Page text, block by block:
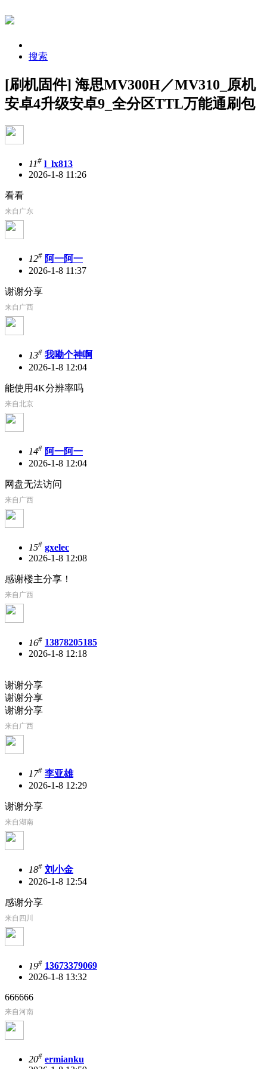
搜索
[刷机固件] 海思MV300H／MV310_原机
安卓4升级安卓9_全分区TTL万能通刷包
11# l_lx813
2026-1-8 11:26
看看
来自广东
12# 阿一阿一
2026-1-8 11:37
谢谢分享
来自广西
13# 我嘞个神啊
2026-1-8 12:04
能使用4K分辨率吗
来自北京
14# 阿一阿一
2026-1-8 12:04
网盘无法访问
来自广西
15# gxelec
2026-1-8 12:08
感谢楼主分享！
来自广西
16# 13878205185
2026-1-8 12:18
谢谢分享
谢谢分享
谢谢分享
来自广西
17# 李亚雄
2026-1-8 12:29
谢谢分享
来自湖南
18# 刘小金
2026-1-8 12:54
感谢分享
来自四川
19# 13673379069
2026-1-8 13:32
666666
来自河南
20# ermianku